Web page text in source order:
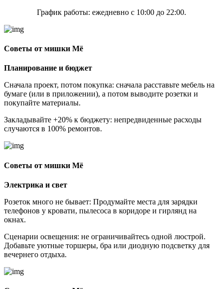
График работы: ежедневно с 10:00 до 22:00.
Советы от мишки Мё
Планирование и бюджет
Сначала проект, потом покупка: сначала расставьте мебель на
бумаге (или в приложении), а потом выводите розетки и
покупайте материалы.
Закладывайте +20% к бюджету: непредвиденные расходы
случаются в 100% ремонтов.
Советы от мишки Мё
Электрика и свет
Розеток много не бывает: Продумайте места для зарядки
телефонов у кровати, пылесоса в коридоре и гирлянд на
окнах.
Сценарии освещения: не ограничивайтесь одной люстрой.
Добавьте уютные торшеры, бра или диодную подсветку для
вечернего отдыха.